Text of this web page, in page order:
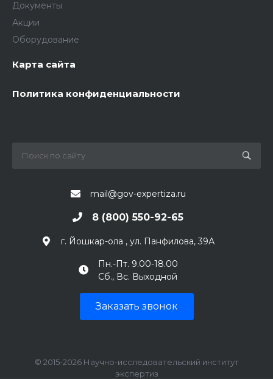
Документы
Акции
Оборудование
Карта сайта
Политика конфиденциальности
mail@gov-expertiza.ru
8 (800) 550-92-65
г. Йошкар-ола , ул. Панфилова, 39А
Пн.-Пт. 9.00-18.00
Сб., Вс. Выходной
Заказать звонок
© 2015-2026 Научно-исследовательский институт
экспертиз